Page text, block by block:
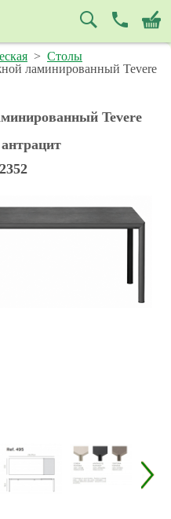
> Столы
ламинированный Tevere
Tevere